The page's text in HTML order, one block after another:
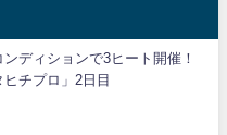
ディションで3ヒート開催！
チプロ」2日目